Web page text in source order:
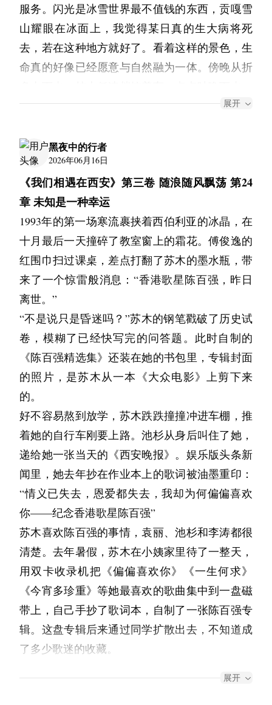
我接过来时她看了我一眼，说："小志啊，你最
近是不是瘦了。"
我说没有吧。
"阿然那丫头以前也老这样，吃不好就瘦，瘦了
我站在楼道里，手里的玻璃罐温温热热的。那罐
萝卜腌得咸淡刚好，阿然以前也爱吃。“李奶的
手艺比外面的馆子好多了，你要不学学？”
我便试着腌了一次，做出来齁咸齁咸的。她鼓励
我说第一次不熟练很正常。
把萝卜罐放在家里后我就去上班了，在地铁上靠
着门站着，眼前是飞快掠过的隧道灯光。我忽然
想给她发信息，说：“今晚有腌萝卜吃了，李奶
给的。”
拿起手机，划到她的名字。聊天记录停在三年
前。最后一条是她发的。“你要回来了吗？想吃
你做的饭。”
我没有回那条消息。我当时在加班，觉得等会再
说也来得及。
九月中旬的时候朋友过来帮我打扫卫生。我从床
底下拖出一个纸箱。是以前搬家时装杂物的，一
直没拆开。打开来是一些旧衣服、几本书、一个
杯垫，还有一沓草稿纸。翻着翻着，一本熟悉的
本子掉了出来——她的日记本。
她写得很碎，没有起承转合——写她小时候在养
育院的记忆，写她认识的第一个朋友，写她第一
次出岛时看到海，写自己的人生愿景，但这仅仅
占不到四分之一的纸张。后面的所有都是从住进
这间房子开始的：
“他今天在沙发上睡着了，外套没脱，我给他盖
了毯子。他醒来说谢谢，我说不用谢，他就又睡
呢？可是英雄就是英雄，被他拯救的我，又何曾
不想他得到救赎？
二、
文章，并将计划好的日记交给我的父亲。那段时
他，他说是拾掇东西。
我很庆幸我是这两位的孩子，记忆中他们总会相
依在一起，站在我的背后。于是我理解了世间最
纯粹的温柔与爱。虽然偶有争吵，也有让我讨厌
的行为，但是依旧为这个家感到骄傲。
当我向亲戚宣布了母亲的资产用处时，他们大为
不解，愤怒地指责我的父母的本分不到位。我凭
一己之力挡下来了，毅然决然建起了一座不大不
小的图书馆，按照父亲以前写下的计划，收集了
大量的旧日记。
这作为一笔生意在现在基本是亏本的，我也为了
经营好它做了很多变通，这半个月来连回家睡觉
的次数只手可数。
理由什么的。我爱他们，我深爱着他们，这就足
够了。
爱是时常觉得亏欠，是愿意倾尽所有，即便要分
别。这是母亲为我留下的，我铭记于心的信条。
爱，是感同身受，是互相救赎吧。
父亲很快就振作起来，从书房出来后便着手整理
母亲留下来的东西。他变得很爱笑，和别人说
话、我来时总是乐呵呵的。他变得时常出门散
步，和街坊邻居也熟络了很多。他为图书馆的经
营提供了很多独到的指导，放在现在也不显得过
时。跟年轻人一样忙碌，充满活力。我却在背地
里感到些许心疼。
在图书馆的流量有起色之后，他跟我说他要出趟
意袁丽的忙乱，嘴唇微微的颤抖着，时不时吐出
一些含混不清的音节：“像……实在太像了……”
“支付了！魏师傅……您没事吧？”袁丽终于完成
了支付，正要推门下车，看到魏师傅居然在偷偷
“没事！”魏师傅用袖子擦了擦眼睛，努力平复了
女儿了，要是她还在的话，也是你们这个年纪
了，可能也这么带着孩子在院子里玩。”
白发人送黑发人，这实在是世界上最让人悲伤的
故事，车厢内，低气压仿佛凝固成了实体，沉重
得能拧出水来。而仅仅隔着一层薄薄的挡风玻
璃，却完全是另一派光景。阳光穿透树荫泼洒在
庭院里，两个孩子荡起的秋千，时而隐入树荫时
而被阳光镀上了一层金边。隔着车窗，袁丽甚至
也能听到两个孩子，还有苏木的笑声。
袁丽也不知道该怎么安慰魏师傅，而且她觉得如
果贸然开口，可能会陷入到一个很长的故事里面
的。最终，她还是选择什么也没说，简单点头再
见就推开车门下了车。
在袁丽的印象中，杨均一这孩子平时总带着点怯
生生的劲儿，说话细声细气，连路边大点的狗都
要绕着走。可此刻，他三步并两步跳上Sophia身
边的另一只秋千，采用站姿，有节奏地曲腿、下
蹲、发力蹬直，身体绷得像一支拉满的弓弦。
Sophia坐在一旁的秋千上，两只小手紧张地攥着
铁链，眼睛亮晶晶地望着越荡越高的秋千。当秋
千荡到最高点时，她忍不住惊呼：“哇！都要碰
到树叶啦！”
这声欢呼仿佛给了杨均一莫大的勇气，他咬紧嘴
唇，更加卖力地屈膝、蹬腿，秋千划出的弧度越
来越大。每次秋千荡到最高点，杨均一都会朝
Sophia的方向瞥一眼，看到她崇拜的眼神，嘴角
便忍不住上扬。
站在一旁的苏木看得心跳加速，却又忍不住嘴角
年过了，陈墨回到学校开始准备去实习的事情，
而夏楠似乎也很忙，只是偶尔打个电话问候一
下。
陈墨敲定了要去深圳那边一个集团公司实习的事
匆在一起吃了饭，便分开了。
他得到了经理的赏识，等他拿到了毕业证书就可
以直接签约。
时间一天天的过去，距离和时间是最能消磨感情
的东西。
陈墨调到上海做区域经理的那一天，夏楠告诉
他，她恋爱了，对方是她同事，帅气有钱而且还
是北京本地人。
他像往常一样开着玩笑说：“什么时候的事啊？
怎么现在才说啊？”
夏楠说：“这不是你忙吗？这么久都没个电话，
想跟你说也没那机会啊！”
陈墨说：“那我岂不是白努力这么久了么？”
沉默了良久，夏楠说：“
那天吃完火锅以后，我姐妹回去给我打电话，说
你带来的那小伙子不错，你不考虑考虑？
我说，别逗了，人家还是大学生呢？
她说，那也是潜力股啊，你不下手我可下手了？
到时候别怪我啊？
我说，德行，你着什么急，我再看看……
我一直等到现在也没等到你的什么，你还年轻，
我等不了你了……”
陈墨假装惊讶的说：“真的假的？我这么受欢迎
啊，我怎么都不知道呢？看来那天还真是喝少
了，哈哈哈……”
晚上的外滩依旧人来人往，夜风习习吹来，黄浦
江静静的泛起层层的涟漪，多少人为了它的样子
迷醉，陈墨一个人坐在江边哭的像条狗……
服务。闪光是冰雪世界最不值钱的东西，贡嘎雪
山耀眼在冰面上，我觉得某日真的生大病将死
去，若在这种地方就好了。看着这样的景色，生
命真的好像已经愿意与自然融为一体。傍晚从折
朋友在副驾则替我摄下了不少景色，还有金色的
池，怎么就宕机那么快。心中默默想着不快，可
又有些回忆起来甜蜜蜜的感觉，这么美的景色我
都已经留底下来了，人生美好不过如此。
黄昏里有短短的十几分钟，至多不超过半个小
时，那么一个区间里，光的颜色是会让人醉酒
的。我特别喜爱用酒红色来描述黄昏，不然真不
晓得怎么样才能表述这摄人心魄迷人心弦的景
象。我看过的第一部动画电影《你的名字》里面
讲述“かたわれ時”的时候，说这时人与人的心灵
能跨越时空相接。刚才看到黄昏的时候，脑中也
在想这一瞬是不是也有其他人们沉浸在景象当
中。能理解人们，包括我为什么会把这样的时
刻，赋予如此对于人额外的意义，它是在太美
了，值得一遍遍歌颂，通过话语艺术传递给一个
个的人。我确实要感谢这两位朋友，假如不是他
们，2024年跨年看不到横断山脉中的金光；假如
没有副驾上那兄弟拉我去看电影，我也不知道电
影原来能传达出来感动我的东西；假如没有过去
的那一切，今天也不会陶醉在夕阳西落里。我非
是一个视觉动物，很少看这些那些。
“かたわれ時”不知道怎么翻译好，qq音乐说是黄
昏之时，我去查证过，这个词应该是新海诚原创
出来的。かた的汉字是彼此的“彼”，意义是你我
他的“他”。われ意思简单些，就是分开割开，汉
字是“割”，是有主体去做“分开”这个动作的分
开。最后简单组合起来，可能可以理解成把他与
我分隔开的时候吧。不晓得创作这个词的时候，
展开
黑夜中的行者
2026年06月16日
《我们相遇在西安》第三卷 随浪随风飘荡 第24
章 未知是一种幸运
1993年的第一场寒流裹挟着西伯利亚的冰晶，在
十月最后一天撞碎了教室窗上的霜花。傅俊逸的
红围巾扫过课桌，差点打翻了苏木的墨水瓶，带
来了一个惊雷般消息：“香港歌星陈百强，昨日
离世。”
“不是说只是昏迷吗？”苏木的钢笔戳破了历史试
卷，模糊了已经快写完的问答题。此时自制的
《陈百强精选集》还装在她的书包里，专辑封面
的照片，是苏木从一本《大众电影》上剪下来
的。
好不容易熬到放学，苏木跌跌撞撞冲进车棚，推
着她的自行车刚要上路。池杉从身后叫住了她，
递给她一张当天的《西安晚报》。娱乐版头条新
闻里，她去年抄在作业本上的歌词被油墨重印：
“情义已失去，恩爱都失去，我却为何偏偏喜欢
你——纪念香港歌星陈百强”
苏木喜欢陈百强的事情，袁丽、池杉和李涛都很
清楚。去年暑假，苏木在小姨家里待了一整天，
用双卡收录机把《偏偏喜欢你》《一生何求》
《今宵多珍重》等她最喜欢的歌曲集中到一盘磁
带上，自己手抄了歌词本，自制了一张陈百强专
辑。这盘专辑后来通过同学扩散出去，不知道成
了多少歌迷的收藏。
展开